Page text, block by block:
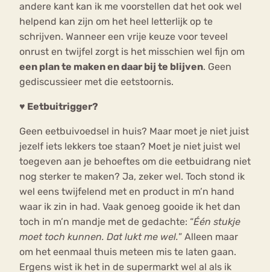
andere kant kan ik me voorstellen dat het ook wel
helpend kan zijn om het heel letterlijk op te
schrijven. Wanneer een vrije keuze voor teveel
onrust en twijfel zorgt is het misschien wel fijn om
een plan te maken en daar bij te blijven. Geen
gediscussieer met die eetstoornis.
♥ Eetbuitrigger?
Geen eetbuivoedsel in huis? Maar moet je niet juist
jezelf iets lekkers toe staan? Moet je niet juist wel
toegeven aan je behoeftes om die eetbuidrang niet
nog sterker te maken? Ja, zeker wel. Toch stond ik
wel eens twijfelend met en product in m’n hand
waar ik zin in had. Vaak genoeg gooide ik het dan
toch in m’n mandje met de gedachte: “Één stukje
moet toch kunnen. Dat lukt me wel.” Alleen maar
om het eenmaal thuis meteen mis te laten gaan.
Ergens wist ik het in de supermarkt wel al als ik